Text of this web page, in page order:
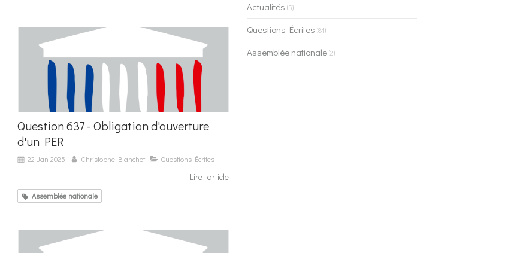
Question 637 - Obligation d'ouverture
d'un PER
22 Jan 2025 Christophe Blanchet Questions Écrites
Lire l'article
Assemblée nationale
Actualités (5)
Questions Écrites (81)
Assemblée nationale(2)